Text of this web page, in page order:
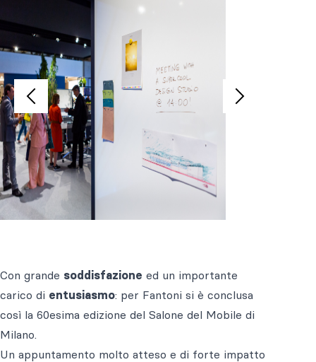
Con grande soddisfazione ed un importante
carico di entusiasmo: per Fantoni si è conclusa
così la 60esima edizione del Salone del Mobile di
Milano.
Un appuntamento molto atteso e di forte impatto